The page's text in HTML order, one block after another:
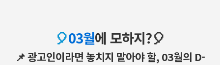
🎈03월에 모하지?🎈
📌 광고인이라면 놓치지 말아야 할, 03월의 D-